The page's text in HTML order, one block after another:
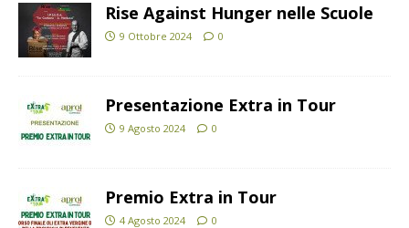
Rise Against Hunger nelle Scuole
9 Ottobre 2024 0
Presentazione Extra in Tour
9 Agosto 2024 0
Premio Extra in Tour
4 Agosto 2024 0